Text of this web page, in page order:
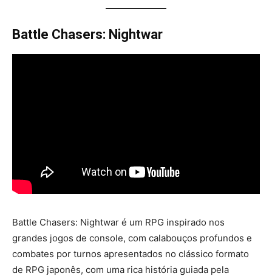
Battle Chasers: Nightwar
Battle Chasers: Nightwar é um RPG inspirado nos
grandes jogos de console, com calabouços profundos e
combates por turnos apresentados no clássico formato
de RPG japonês, com uma rica história guiada pela